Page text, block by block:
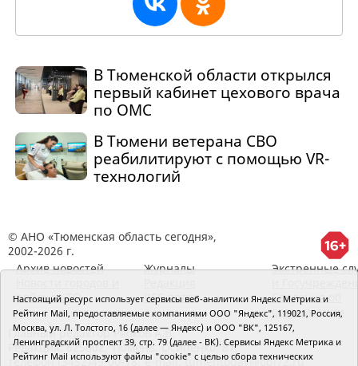
В Тюменской области открылся
первый кабинет цехового врача
по ОМС
В Тюмени ветерана СВО
реабилитируют с помощью VR-
технологий
© АНО «Тюменская область сегодня»,
2002-2026 г.
Архив новостей
районов ТО
Журналы
RSS поток
Экстренные
Сведения об
организации
Главный редактор Рябков А.В.
Редакция: 625002, Тюмень, Осипенко, 81,
телефон (3452)49-00-18, e-mail: tumentoday@obl72.ru
Настоящий ресурс использует сервисы веб-аналитики Яндекс Метрика и
Рейтинг Mail, предоставляемые компаниями ООО "Яндекс", 119021, Россия,
Москва, ул. Л. Толстого, 16 (далее — Яндекс) и ООО "ВК", 125167,
Ленинградский проспект 39, стр. 79 (далее - ВК). Сервисы Яндекс Метрика и
Рейтинг Mail используют файлы "cookie" с целью сбора технических